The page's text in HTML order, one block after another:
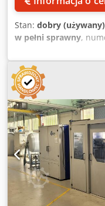
Stan: dobry (używany)
w pełni sprawny,
Marka Illig Model
walców grzewczych
610 mm Maksymalna
Maksymalna
Owinięcie materiału
obciążenie 36,0 kW
długość x szerokość x
Esboa Wszystkie
zawierać błędy.
zależności od